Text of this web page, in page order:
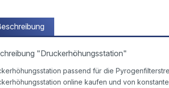
"Druckerhöhungsstation"
passend für die
online kaufen und von